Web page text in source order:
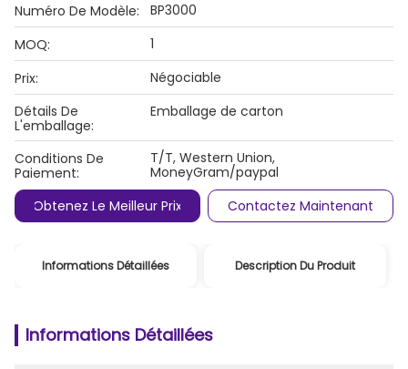
Numéro De Modèle:
BP3000
MOQ:
1
Prix:
Négociable
Détails De
L'emballage:
Emballage de carton
Conditions De
Paiement:
T/T, Western Union,
MoneyGram/paypal
Obtenez Le Meilleur Prix
Contactez Maintenant
Informations Détaillées Description Du Produit
Informations Détaillées